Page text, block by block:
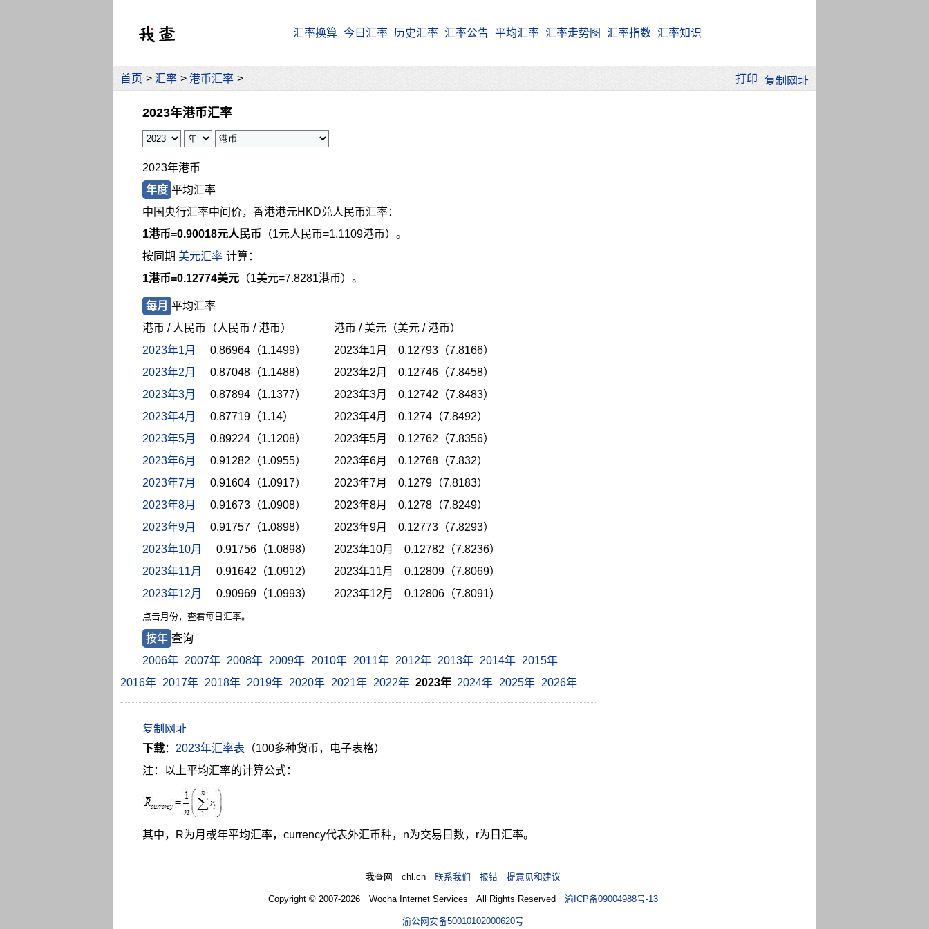
汇率换算 今日汇率 历史汇率 汇率公告 平均汇率 汇率走势图 汇率指数 汇率知识
首页 > 汇率 > 港币汇率 > 打印
2023年港币汇率
2023年港币
年度 平均汇率
中国央行汇率中间价，香港港元HKD兑人民币汇率：
1港币=0.90018元人民币 （1元人民币=1.1109港币）。
按同期 美元汇率 计算：
1港币=0.12774美元 （1美元=7.8281港币）。
每月 平均汇率
港币 / 人民币（人民币 / 港币）
2023年1月
0.86964（1.1499）
2023年2月
0.87048（1.1488）
2023年3月
0.87894（1.1377）
2023年4月
0.87719（1.14）
2023年5月
0.89224（1.1208）
2023年6月
0.91282（1.0955）
2023年7月
0.91604（1.0917）
2023年8月
0.91673（1.0908）
2023年9月
0.91757（1.0898）
2023年10月
0.91756（1.0898）
2023年11月
0.91642（1.0912）
2023年12月
0.90969（1.0993）
点击月份，查看每日汇率。
港币 / 美元（美元 / 港币）
2023年1月 0.12793（7.8166）
2023年2月 0.12746（7.8458）
2023年3月 0.12742（7.8483）
2023年4月 0.1274（7.8492）
2023年5月 0.12762（7.8356）
2023年6月 0.12768（7.832）
2023年7月 0.1279（7.8183）
2023年8月 0.1278（7.8249）
2023年9月 0.12773（7.8293）
2023年10月 0.12782（7.8236）
2023年11月 0.12809（7.8069）
2023年12月 0.12806（7.8091）
按年 查询
2006年 2007年 2008年 2009年 2010年 2011年 2012年 2013年 2014年
2015年
2016年 2017年 2018年 2019年 2020年 2021年 2022年 2023年 2024年 2025年 2026年
下载： 2023年汇率表 （100多种货币，电子表格）
注：以上平均汇率的计算公式：
其中，R为月或年平均汇率，currency代表外汇币种，n为交易日数，r为日汇率。
我查网 chl.cn联系我们 报错 提意见和建议
Copyright © 2007-2026 Wocha Internet Services All Rights Reserved渝ICP备09004988号-13
渝公网安备50010102000620号